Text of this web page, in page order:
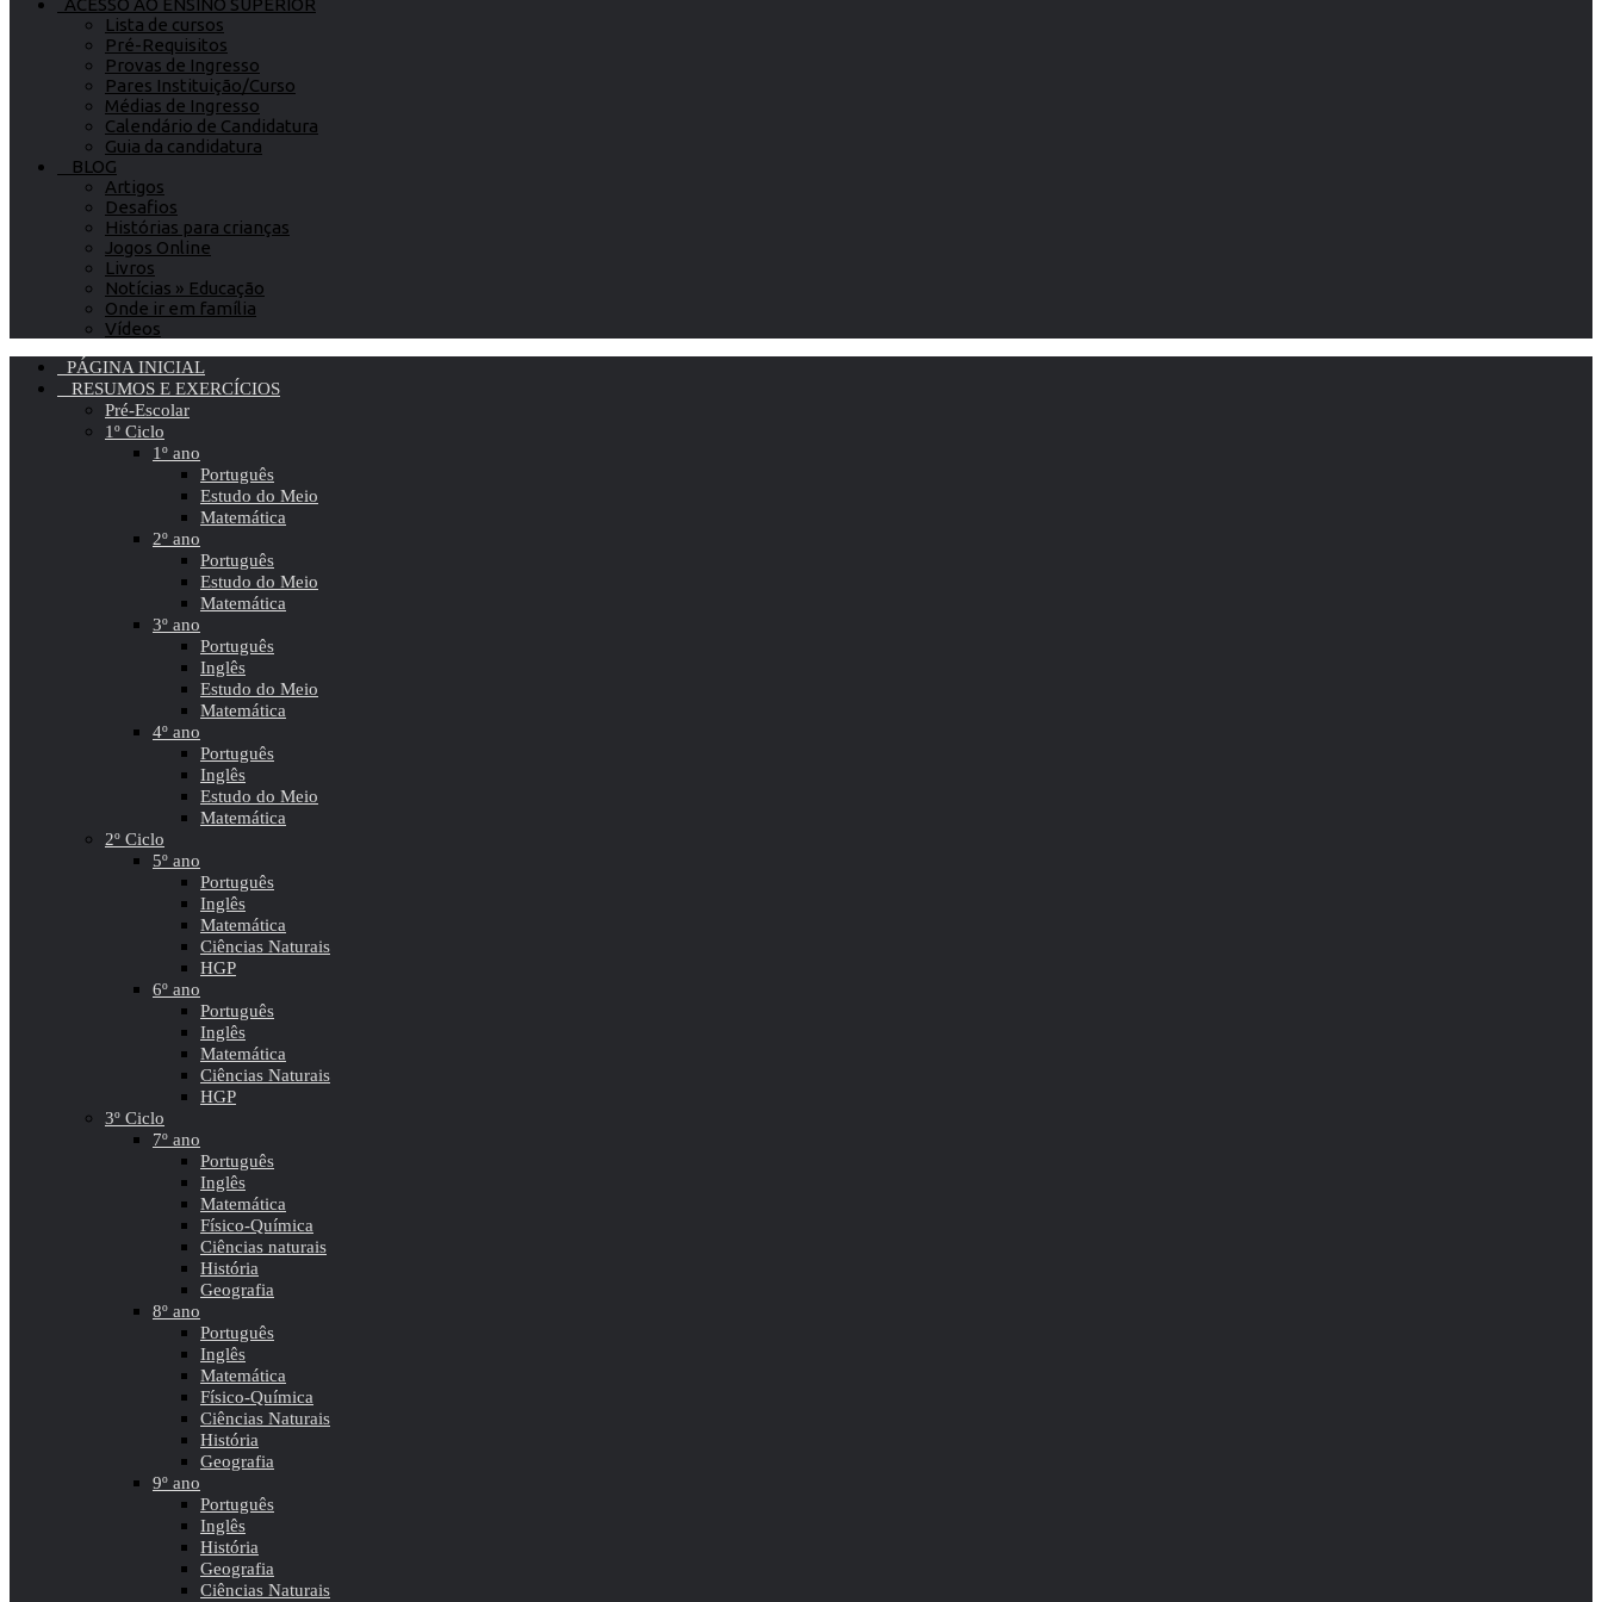
ACESSO AO ENSINO SUPERIOR
Lista de cursos
Pré-Requisitos
Provas de Ingresso
Pares Instituição/Curso
Médias de Ingresso
Calendário de Candidatura
Guia da candidatura
BLOG
Artigos
Desafios
Histórias para crianças
Jogos Online
Livros
Notícias » Educação
Onde ir em família
Vídeos
PÁGINA INICIAL
RESUMOS E EXERCÍCIOS
Pré-Escolar
1º Ciclo
1º ano
Português
Estudo do Meio
Matemática
2º ano
Português
Estudo do Meio
Matemática
3º ano
Português
Inglês
Estudo do Meio
Matemática
4º ano
Português
Inglês
Estudo do Meio
Matemática
2º Ciclo
5º ano
Português
Inglês
Matemática
Ciências Naturais
HGP
6º ano
Português
Inglês
Matemática
Ciências Naturais
HGP
3º Ciclo
7º ano
Português
Inglês
Matemática
Físico-Química
Ciências naturais
História
Geografia
8º ano
Português
Inglês
Matemática
Físico-Química
Ciências Naturais
História
Geografia
9º ano
Português
Inglês
História
Geografia
Ciências Naturais